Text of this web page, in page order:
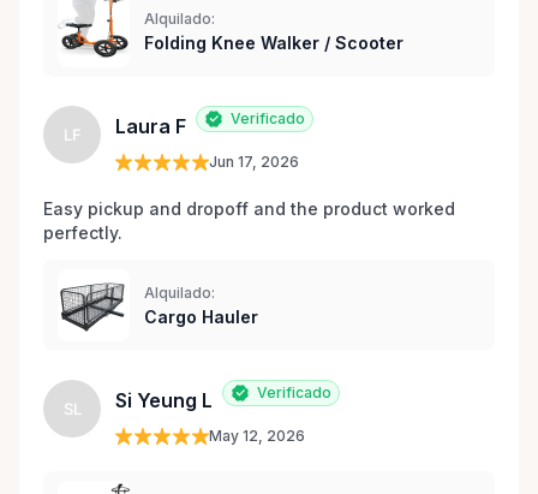
Alquilado:
Folding Knee Walker / Scooter
LF Laura F Verificado
Jun 17, 2026
Easy pickup and dropoff and the product worked
perfectly.
Alquilado:
Cargo Hauler
SL Si Yeung L Verificado
May 12, 2026